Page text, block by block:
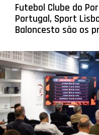
Futebol Clube do
Portugal, Sport
Baloncesto são os